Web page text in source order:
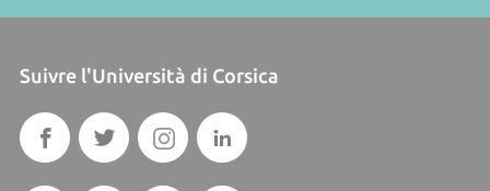
Suivre l'Università di Corsica